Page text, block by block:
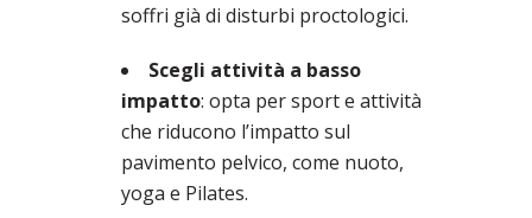
soffri già di disturbi proctologici.
Scegli attività a basso
impatto: opta per sport e attività
che riducono l’impatto sul
pavimento pelvico, come nuoto,
yoga e Pilates.